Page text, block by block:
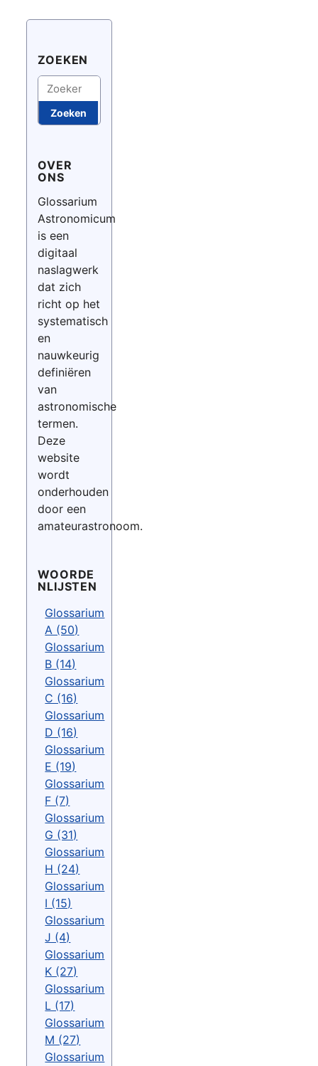
ZOEKEN
Zoeken
Zoeken
OVER
ONS
Glossarium
Astronomicum
is een
digitaal
naslagwerk
dat zich
richt op het
systematisch
en
nauwkeurig
definiëren
van
astronomische
termen.
Deze
website
wordt
onderhouden
door een
amateurastronoom.
WOORDE
NLIJSTEN
Glossarium
A (50)
Glossarium
B (14)
Glossarium
C (16)
Glossarium
D (16)
Glossarium
E (19)
Glossarium
F (7)
Glossarium
G (31)
Glossarium
H (24)
Glossarium
I (15)
Glossarium
J (4)
Glossarium
K (27)
Glossarium
L (17)
Glossarium
M (27)
Glossarium